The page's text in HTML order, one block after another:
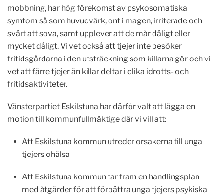
mobbning, har hög förekomst av psykosomatiska
symtom så som huvudvärk, ont i magen, irriterade och
svårt att sova, samt upplever att de mår dåligt eller
mycket dåligt. Vi vet också att tjejer inte besöker
fritidsgårdarna i den utsträckning som killarna gör och vi
vet att färre tjejer än killar deltar i olika idrotts- och
fritidsaktiviteter.
Vänsterpartiet Eskilstuna har därför valt att lägga en
motion till kommunfullmäktige där vi vill att:
Att Eskilstuna kommun utreder orsakerna till unga
tjejers ohälsa
Att Eskilstuna kommun tar fram en handlingsplan
med åtgärder för att förbättra unga tjejers psykiska